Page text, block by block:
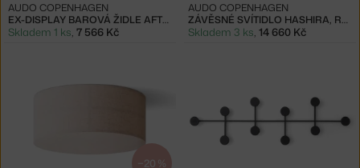
EX-DISPLAY BAROVÁ ŽIDLE AFTEROOM COUNTER CHAIR, BLACK
AUDO COPENHAGEN
Skladem 1 ks, 7 566 Kč
ZÁVĚSNÉ SVÍTIDLO HASHIRA, RAW
AUDO COPENHAGEN
Skladem 3 ks, 14 660 Kč
−20 %